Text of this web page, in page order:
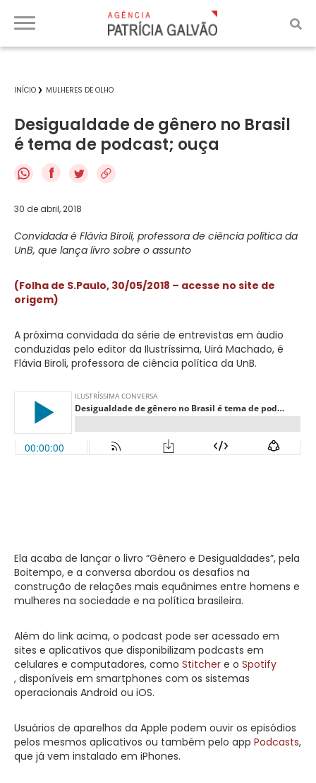
INÍCIO MULHERES DE OLHO
Desigualdade de gênero no Brasil
é tema de podcast; ouça
f
30 de abril, 2018
Convidada é Flávia Biroli, professora de ciência política da
UnB, que lança livro sobre o assunto
(Folha de S.Paulo, 30/05/2018 – acesse no site de
origem)
A próxima convidada da série de entrevistas em áudio
conduzidas pelo editor da Ilustríssima, Uirá Machado, é
Flávia Biroli, professora de ciência política da UnB.
Ela acaba de lançar o livro “Gênero e Desigualdades”, pela
Boitempo, e a conversa abordou os desafios na
construção de relações mais equânimes entre homens e
mulheres na sociedade e na política brasileira.
Além do link acima, o podcast pode ser acessado em
sites e aplicativos que disponibilizam podcasts em
celulares e computadores, como Stitcher e o Spotify
, disponíveis em smartphones com os sistemas
operacionais Android ou iOS.
Usuários de aparelhos da Apple podem ouvir os episódios
pelos mesmos aplicativos ou também pelo app Podcasts,
que já vem instalado em iPhones.